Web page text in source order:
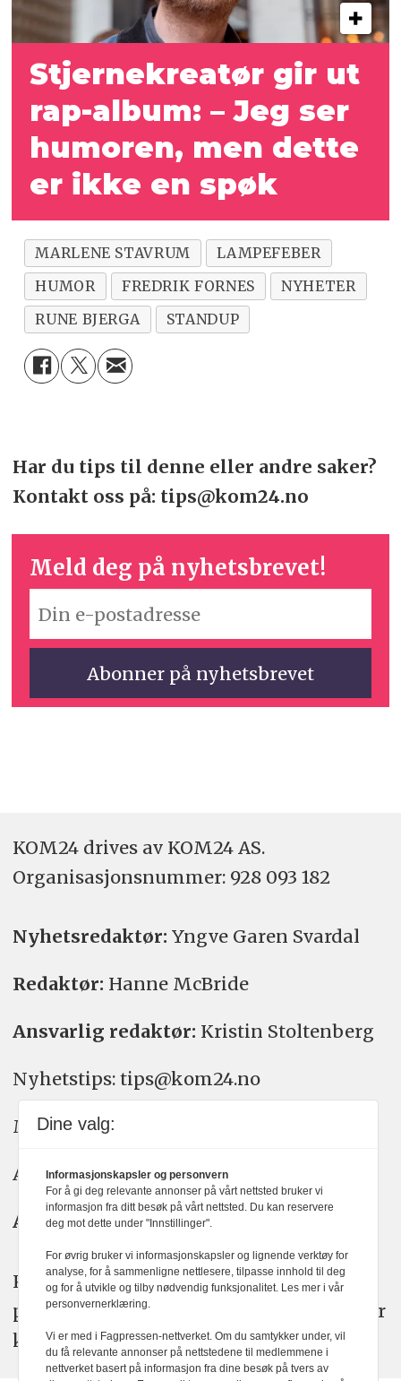
Stjernekreatør gir ut
rap-album: – Jeg ser
humoren, men dette
er ikke en spøk
MARLENE STAVRUM
LAMPEFEBER
HUMOR
FREDRIK FORNES
NYHETER
RUNE BJERGA
STANDUP
Har du tips til denne eller andre saker?
Kontakt oss på: tips@kom24.no
Meld deg på nyhetsbrevet!
KOM24 drives av KOM24 AS.
Organisasjons­nummer: 928 093 182
Nyhetsredaktør: Yngve Garen Svardal
Redaktør: Hanne McBride
Ansvarlig redaktør: Kristin Stoltenberg
Nyhetstips: tips@kom24.no
Meninger: meninger@kom24.no
Annonse: annonse@watchmedia.no
Abonnement:kom24@watchmedia.no
KOM24 arbeider etter Vær Varsom-
plakatens regler for god presseskikk. Her
kan du lese mer omPFUsarbeid.
Dine valg:
Informasjonskapsler og personvern
For å gi deg relevante annonser på vårt nettsted bruker vi
informasjon fra ditt besøk på vårt nettsted. Du kan reservere
deg mot dette under "Innstillinger".
For øvrig bruker vi informasjonskapsler og lignende verktøy for
analyse, for å sammenligne nettlesere, tilpasse innhold til deg
og for å utvikle og tilby nødvendig funksjonalitet. Les mer i vår
personvernerklæring.
Vi er med i Fagpressen-nettverket. Om du samtykker under, vil
du få relevante annonser på nettstedene til medlemmene i
nettverket basert på informasjon fra dine besøk på tvers av